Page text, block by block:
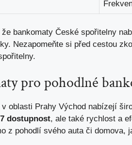
bankomaty​ České spořitelny
Nezapomeňte si před ⁤cestou
pro pohodlné‍
oblasti Prahy Východ ⁤nabízejí
dostupnost, ale také rychlost a
z pohodlí svého auta či domova,⁤